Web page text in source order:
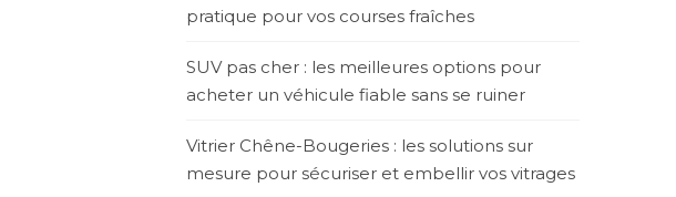
pratique pour vos courses fraîches
SUV pas cher : les meilleures options pour
acheter un véhicule fiable sans se ruiner
Vitrier Chêne-Bougeries : les solutions sur
mesure pour sécuriser et embellir vos vitrages